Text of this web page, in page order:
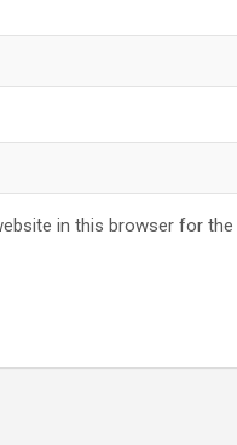
in this browser for